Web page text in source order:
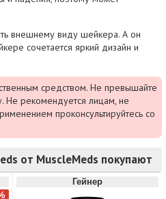
внешнему виду шейкера. А он
сочетается яркий дизайн и
средством. Не превышайте
рекомендуется лицам, не
проконсультируйтесь со
от MuscleMeds покупают
Гейнер